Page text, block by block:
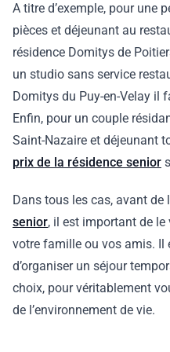
A titre d’exemple, pour une
pièces et déjeunant au
résidence Domitys de
un studio sans service
Domitys du Puy-en-Velay il
Enfin, pour un couple
Saint-Nazaire et déjeunant
prix de la résidence senior
Dans tous les cas, avant de
senior, il est important de le
votre famille ou vos amis. Il
d’organiser un séjour
choix, pour véritablement
de l’environnement de vie.